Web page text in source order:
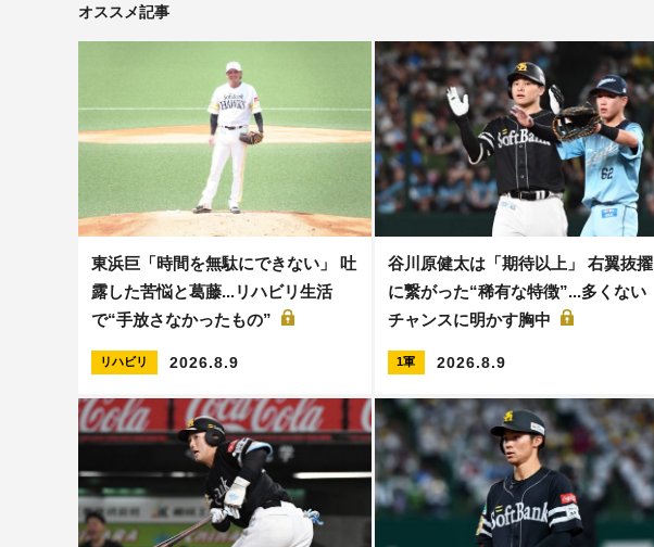
オススメ記事
東浜巨「時間を無駄にできない」 吐
露した苦悩と葛藤...リハビリ生活
で“手放さなかったもの”
リハビリ 2026.8.9
谷川原健太は「期待以上」 右翼抜擢
に繋がった“稀有な特徴”...多くない
チャンスに明かす胸中
1軍 2026.8.9